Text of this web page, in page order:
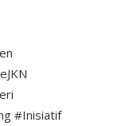
#Inisiatif